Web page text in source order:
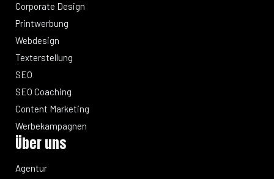
Corporate Design
Printwerbung
Webdesign
Texterstellung
SEO
SEO Coaching
Content Marketing
Werbekampagnen
Über uns
Agentur